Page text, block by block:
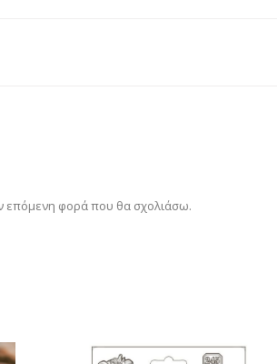
επόμενη φορά που θα σχολιάσω.